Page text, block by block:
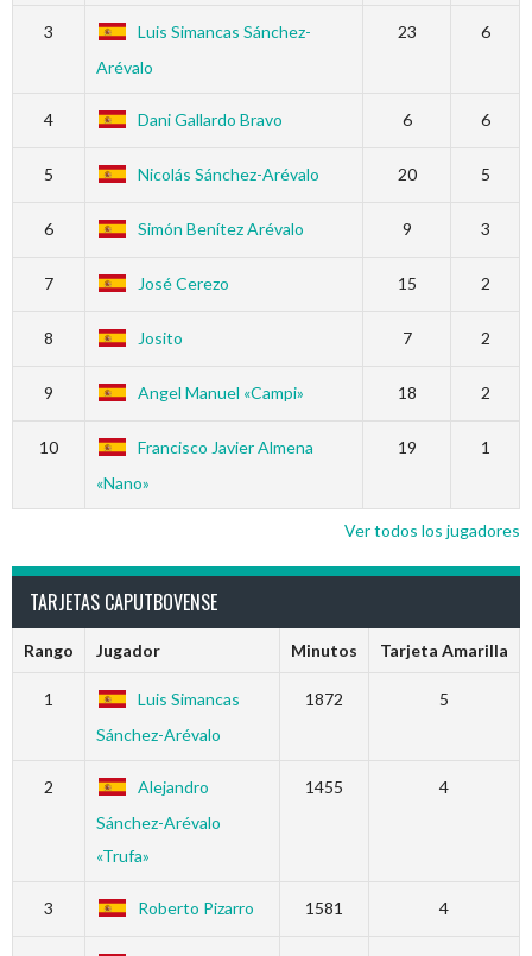
3
Luis Simancas Sánchez-
Arévalo
23 6
4 Dani Gallardo Bravo 6 6
5 Nicolás Sánchez-Arévalo 20 5
6 Simón Benítez Arévalo 9 3
7 José Cerezo 15 2
8 Josito 7 2
9 Angel Manuel «Campi» 18 2
10
Francisco Javier Almena
«Nano»
19 1
Ver todos los jugadores
TARJETAS CAPUTBOVENSE
Rango Jugador Minutos Tarjeta Amarilla
1
Luis Simancas
Sánchez-Arévalo
1872 5
2
Alejandro
Sánchez-Arévalo
«Trufa»
1455 4
3 Roberto Pizarro 1581 4